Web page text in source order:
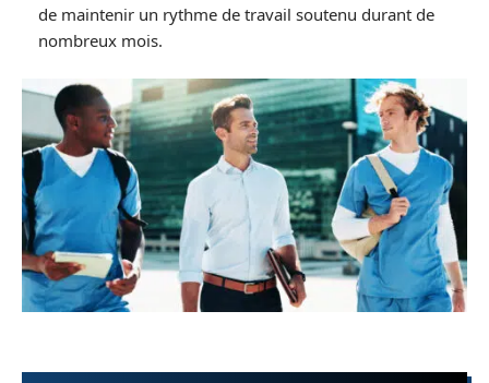
de maintenir un rythme de travail soutenu durant de
nombreux mois.